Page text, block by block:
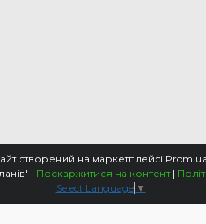
створений на маркетплейсі Prom.ua
"Майстерня бізнес - планів" | Поскаржитися на контент |
Select Language ▼